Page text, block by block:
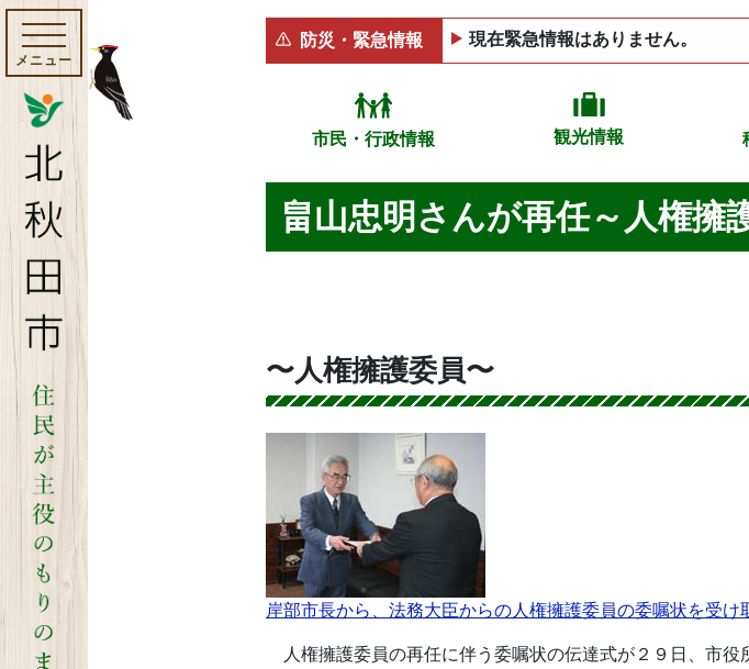
メニュー
防災・緊急情報 現在緊急情報はありません。
市民・行政情報 観光情報
畠山忠明さんが再任～人権擁
〜人権擁護委員〜
岸部市長から、法務大臣からの人権擁護委員の委嘱状を受け
人権擁護委員の再任に伴う委嘱状の伝達式が２９日、市